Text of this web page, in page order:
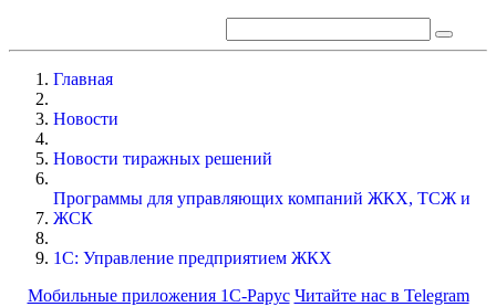
Главная
Новости
Новости тиражных решений
Программы для управляющих компаний ЖКХ, ТСЖ и
ЖСК
1С: Управление предприятием ЖКХ
Мобильные приложения 1С-Рарус Читайте нас в Telegram